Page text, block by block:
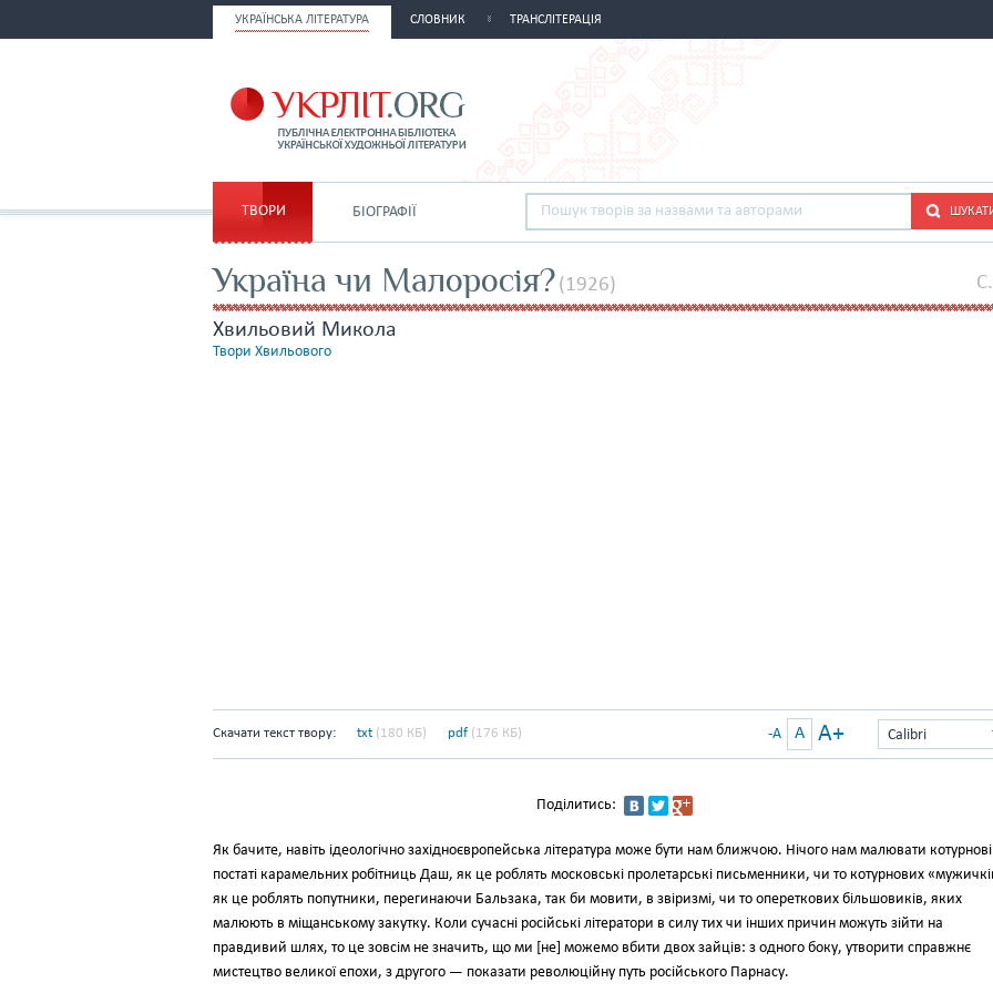
УКРАЇНСЬКА ЛІТЕРАТУРА СЛОВНИК ТРАНСЛІТЕРАЦІЯ
ТВОРИ БІОГРАФІЇ
Україна чи Малоросія? (1926)
Хвильовий Микола
Твори Хвильового
Скачати текст твору: txt (180 КБ) pdf (176 КБ) Calibri
-A A A+
Поділитись:
Як бачите, навіть ідеологічно західноєвропейська література може бути нам ближчою. Нічого нам малювати котурнові
постаті карамельних робітниць Даш, як це роблять московські пролетарські письменники, чи то котурнових
як це роблять попутники, перегинаючи Бальзака, так би мовити, в звіризмі, чи то опереткових більшовиків, яких
малюють в міщанському закутку. Коли сучасні російські літератори в силу тих чи інших причин можуть зійти на
правдивий шлях, то це зовсім не значить, що ми [не] можемо вбити двох зайців: з одного боку, утворити справжнє
мистецтво великої епохи, з другого — показати революційну путь російського Парнасу.